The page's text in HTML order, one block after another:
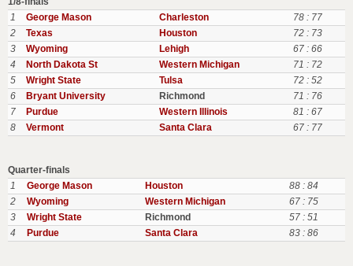
1
George Mason Charleston
78 : 77
2
Texas Houston
72 : 73
3
Wyoming Lehigh
67 : 66
4
North Dakota St Western Michigan
71 : 72
5
Wright State Tulsa
72 : 52
6
Bryant University Richmond
71 : 76
7
Purdue Western Illinois
81 : 67
8
Vermont Santa Clara 67 : 77
Quarter-finals
1
George Mason Houston
88 : 84
2
Wyoming Western Michigan
67 : 75
3
Wright State Richmond
57 : 51
4
Purdue Santa Clara 83 : 86